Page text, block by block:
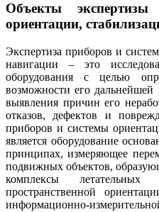
Объекты
ориентации,
Экспертиза приборов и
навигации – это
оборудования с целью
возможности его
выявления причин его
отказов, дефектов и
приборов и системы
является оборудование
принципах, измеряющее
подвижных объектов,
комплексы
пространственной
информационно-